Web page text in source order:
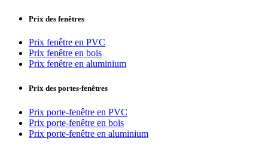
Prix des fenêtres
Prix fenêtre en PVC
Prix fenêtre en bois
Prix fenêtre en aluminium
Prix des portes-fenêtres
Prix porte-fenêtre en PVC
Prix porte-fenêtre en bois
Prix porte-fenêtre en aluminium